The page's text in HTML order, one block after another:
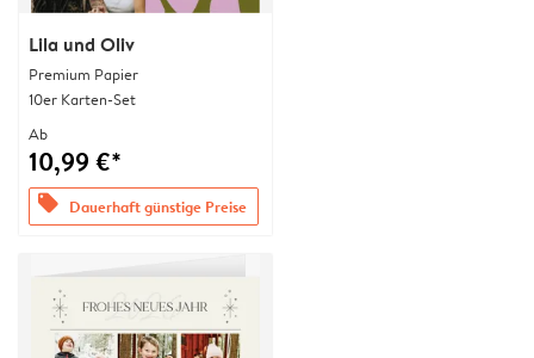
Lila und Oliv
Premium Papier
10er Karten-Set
Ab
10,99 €*
offers Dauerhaft günstige Preise